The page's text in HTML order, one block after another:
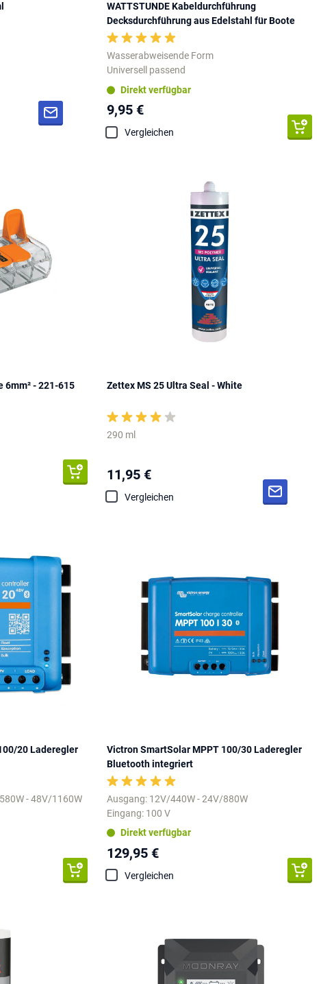
WATTSTUNDE Kabeldurchführung
Decksdurchführung aus Edelstahl für Boote
Wasserabweisende Form
Universell passend
Direkt verfügbar
9,95 €
Vergleichen
6mm² - 221-615 Zettex MS 25 Ultra Seal - White
290 ml
11,95 €
Vergleichen
20 Laderegler
- 48V/1160W
Victron SmartSolar MPPT 100/30 Laderegler
Bluetooth integriert
Ausgang: 12V/440W - 24V/880W
Eingang: 100 V
Direkt verfügbar
129,95 €
Vergleichen